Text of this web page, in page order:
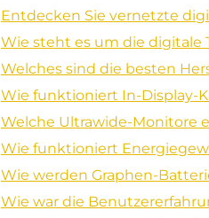
Entdecken Sie vernetzte
Wie steht es um die digitale
Welches sind die besten
Wie funktioniert In-Display-
Welche Ultrawide-Monitore
Wie funktioniert
Wie werden Graphen-
Wie war die